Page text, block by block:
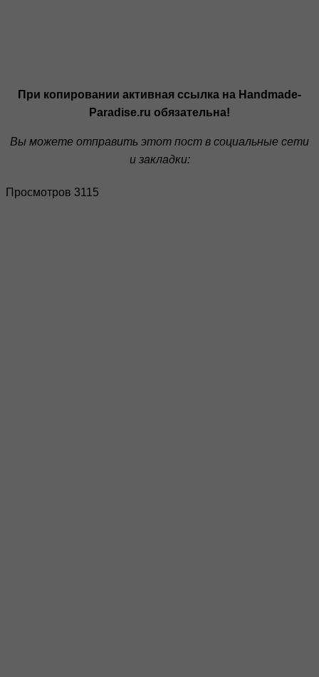
При копировании активная ссылка на Handmade-
Paradise.ru обязательна!
Вы можете отправить этот пост в социальные сети
и закладки:
Просмотров 3115